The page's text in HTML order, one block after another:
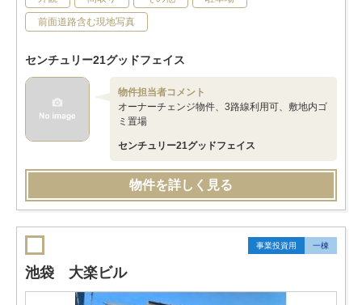
前面道路含む現地写真
センチュリー21グッドフェイス
物件担当者コメント
オーナーチェンジ物件、3路線利用可、敷地内ゴ
ミ置場
センチュリー21グッドフェイス
物件を詳しく見る
事業投資用 一棟
池袋 大楽ビル